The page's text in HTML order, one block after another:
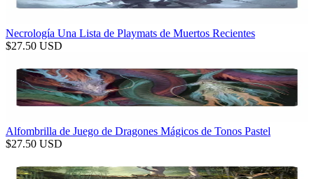
Necrología Una Lista de Playmats de Muertos Recientes
$27.50 USD
Alfombrilla de Juego de Dragones Mágicos de Tonos Pastel
$27.50 USD